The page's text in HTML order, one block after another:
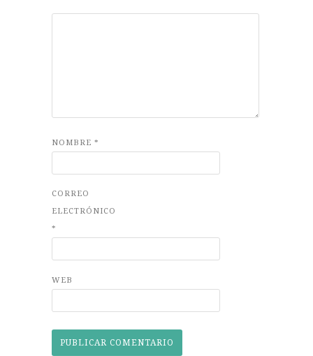
NOMBRE *
CORREO
ELECTRÓNICO
*
WEB